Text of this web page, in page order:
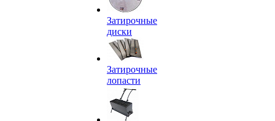
Затирочные
диски
Затирочные
лопасти